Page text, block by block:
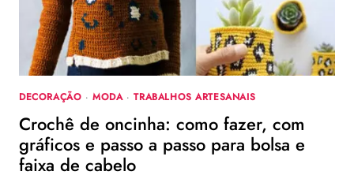
PARA
FAZER
EM
CASA
DECORAÇÃO ·MODA·TRABALHOS ARTESANAIS
Crochê de oncinha: como fazer, com
gráficos e passo a passo para bolsa e
faixa de cabelo